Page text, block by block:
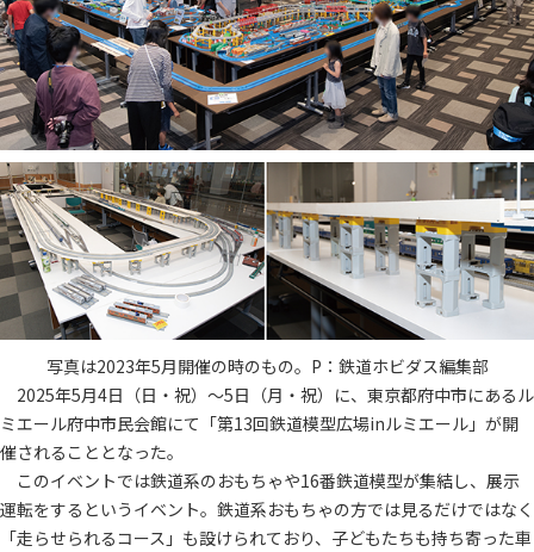
写真は2023年5月開催の時のもの。P：鉄道ホビダス編集部
2025年5月4日（日・祝）～5日（月・祝）に、東京都府中市にあるル
ミエール府中市民会館にて「第13回鉄道模型広場inルミエール」が開
催されることとなった。
このイベントでは鉄道系のおもちゃや16番鉄道模型が集結し、展示
運転をするというイベント。鉄道系おもちゃの方では見るだけではなく
「走らせられるコース」も設けられており、子どもたちも持ち寄った車